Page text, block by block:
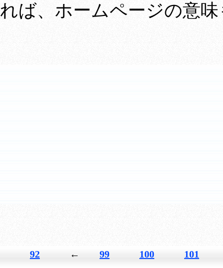
れば、ホームページの意
92 ← 99 100 101